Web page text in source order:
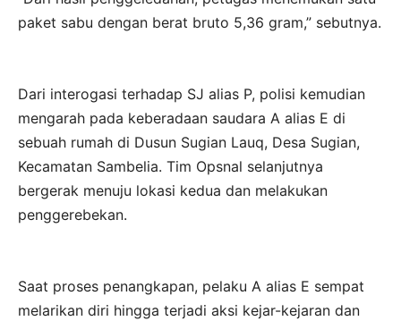
paket sabu dengan berat bruto 5,36 gram,” sebutnya.
Dari interogasi terhadap SJ alias P, polisi kemudian
mengarah pada keberadaan saudara A alias E di
sebuah rumah di Dusun Sugian Lauq, Desa Sugian,
Kecamatan Sambelia. Tim Opsnal selanjutnya
bergerak menuju lokasi kedua dan melakukan
penggerebekan.
Saat proses penangkapan, pelaku A alias E sempat
melarikan diri hingga terjadi aksi kejar-kejaran dan